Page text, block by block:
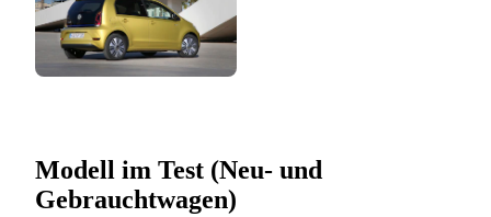
Modell im Test (Neu- und
Gebrauchtwagen)